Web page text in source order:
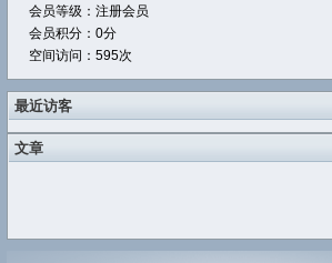
会员等级：注册会员
会员积分：0分
空间访问：595次
最近访客
文章